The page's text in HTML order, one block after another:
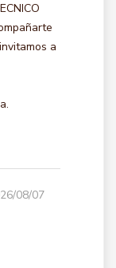
a
08/07